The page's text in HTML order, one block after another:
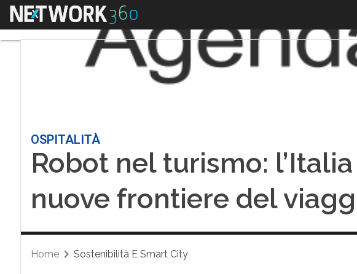
Menu
OSPITALITÀ
Robot nel turismo:
nuove frontiere del
Home Sostenibilità E Smart City